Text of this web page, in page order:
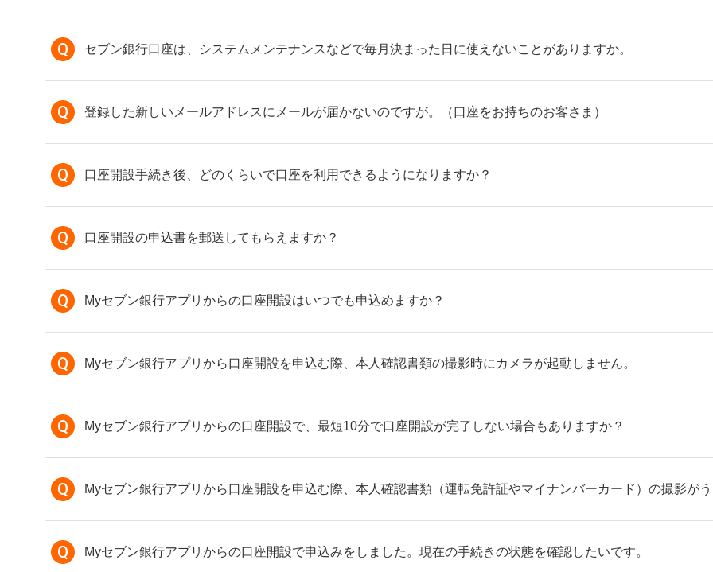
Q セブン銀行口座は、システムメンテナンスなどで毎月決まった日に使えないことがありますか。
Q 登録した新しいメールアドレスにメールが届かないのですが。（口座をお持ちのお客さま）
Q 口座開設手続き後、どのくらいで口座を利用できるようになりますか？
Q 口座開設の申込書を郵送してもらえますか？
Q Myセブン銀行アプリからの口座開設はいつでも申込めますか？
Q Myセブン銀行アプリから口座開設を申込む際、本人確認書類の撮影時にカメラが起動しません。
Q Myセブン銀行アプリからの口座開設で、最短10分で口座開設が完了しない場合もありますか？
Q Myセブン銀行アプリから口座開設を申込む際、本人確認書類（運転免許証やマイナンバーカード）の撮影が
Q Myセブン銀行アプリからの口座開設で申込みをしました。現在の手続きの状態を確認したいです。